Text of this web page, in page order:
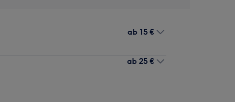
ab 15 €
ab 25 €